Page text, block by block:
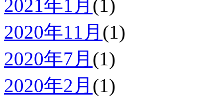
2021年1月 (1)
2020年11月 (1)
2020年7月 (1)
2020年2月 (1)